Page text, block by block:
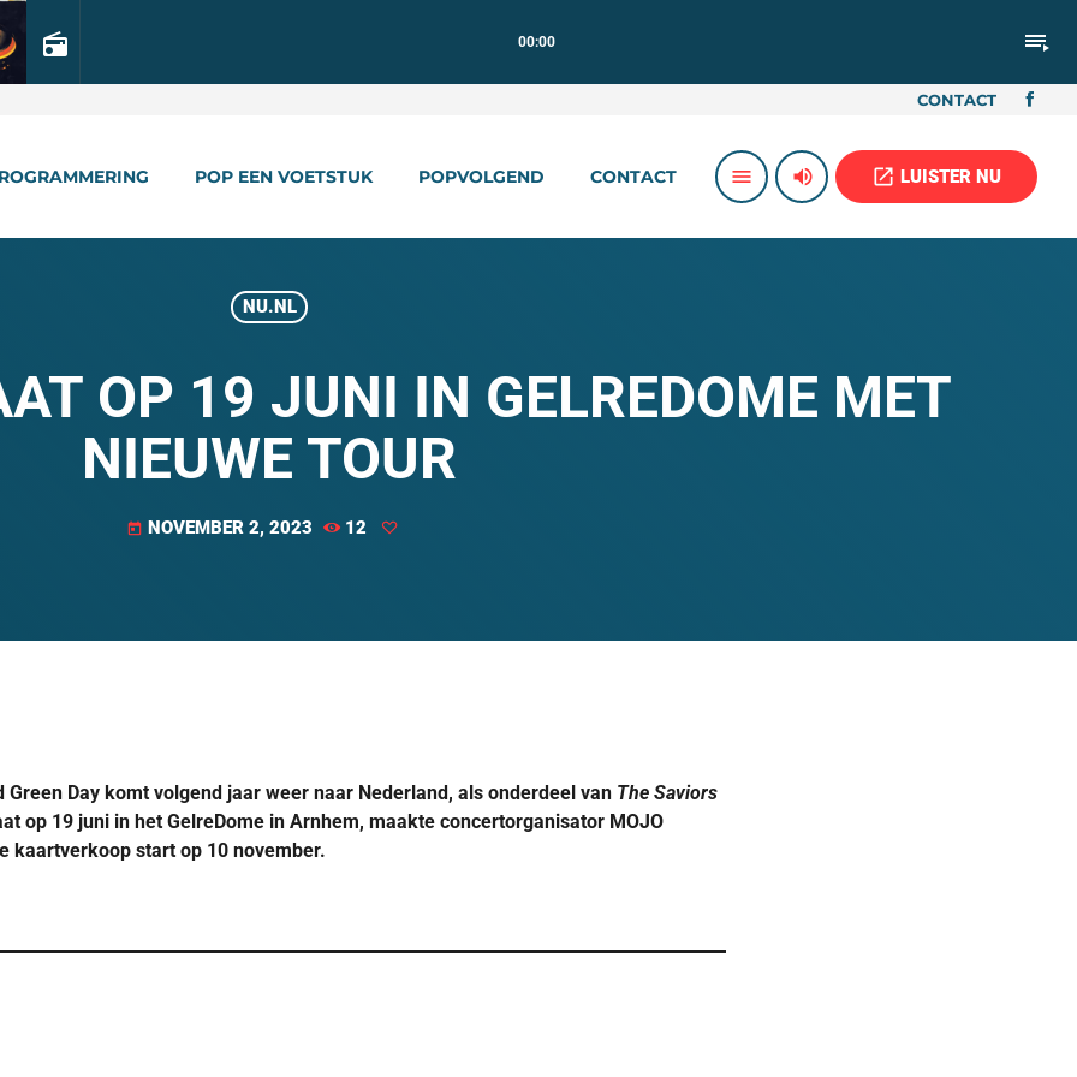
radio 00:00 playlist_play
CONTACT
POP EEN VOETSTUK POPVOLGEND CONTACT menu volume_up open_in_new LUISTER NU
NU.NL
OP 19 JUNI IN GELREDOME MET
NIEUWE TOUR
today NOVEMBER 2, 2023 12
Green Day komt volgend jaar weer naar Nederland, als onderdeel van The Saviors
op 19 juni in het GelreDome in Arnhem, maakte concertorganisator MOJO
kaartverkoop start op 10 november.